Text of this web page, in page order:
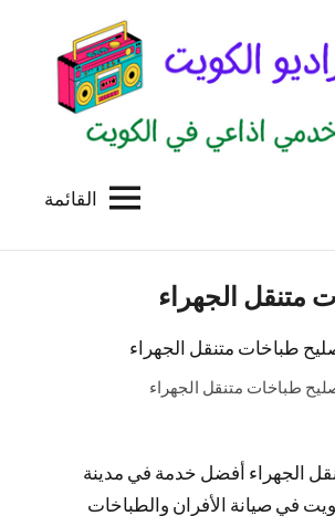
القائمة
متنقل الجهراء
طباخات متنقل الجهراء
الجهراء أفضل خدمة في مدينة
في صيانة الأفران والطباخات